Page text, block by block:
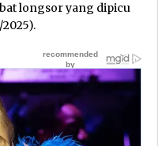
longsor yang dipicu